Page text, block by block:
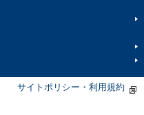
サイトポリシー・利用規約